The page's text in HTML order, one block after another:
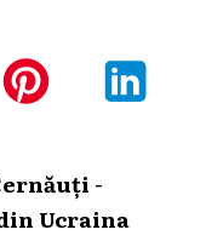
-
Ucraina